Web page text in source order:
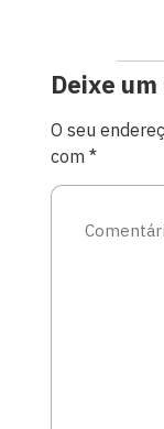
Deixe
O seu
com*